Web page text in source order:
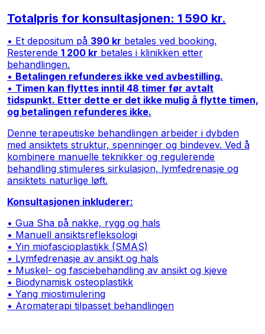
Totalpris for konsultasjonen: 1 590 kr.
• Et depositum på 390 kr betales ved booking.
Resterende 1 200 kr betales i klinikken etter
behandlingen.
• Betalingen refunderes ikke ved avbestilling.
• Timen kan flyttes inntil 48 timer før avtalt
tidspunkt. Etter dette er det ikke mulig å flytte timen,
og betalingen refunderes ikke.
Denne terapeutiske behandlingen arbeider i dybden
med ansiktets struktur, spenninger og bindevev. Ved å
kombinere manuelle teknikker og regulerende
behandling stimuleres sirkulasjon, lymfedrenasje og
ansiktets naturlige løft.
Konsultasjonen inkluderer:
• Gua Sha på nakke, rygg og hals
• Manuell ansiktsrefleksologi
• Yin miofascioplastikk (SMAS)
• Lymfedrenasje av ansikt og hals
• Muskel- og fasciebehandling av ansikt og kjeve
• Biodynamisk osteoplastikk
• Yang miostimulering
• Aromaterapi tilpasset behandlingen